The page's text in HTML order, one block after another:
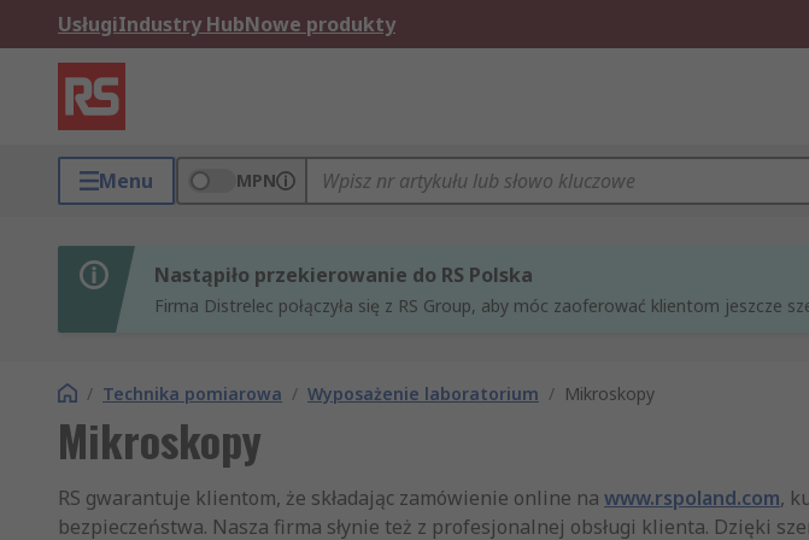
UsługiIndustry HubNowe produkty
Menu MPN
Nastąpiło przekierowanie do RS Polska
Firma Distrelec połączyła się z RS Group, aby móc zaoferować klientom jeszcze
/ Technika pomiarowa / Wyposażenie laboratorium / Mikroskopy
Mikroskopy
RS gwarantuje klientom, że składając zamówienie online na www.rspoland.com,
bezpieczeństwa. Nasza firma słynie też z profesjonalnej obsługi klienta. Dzięki